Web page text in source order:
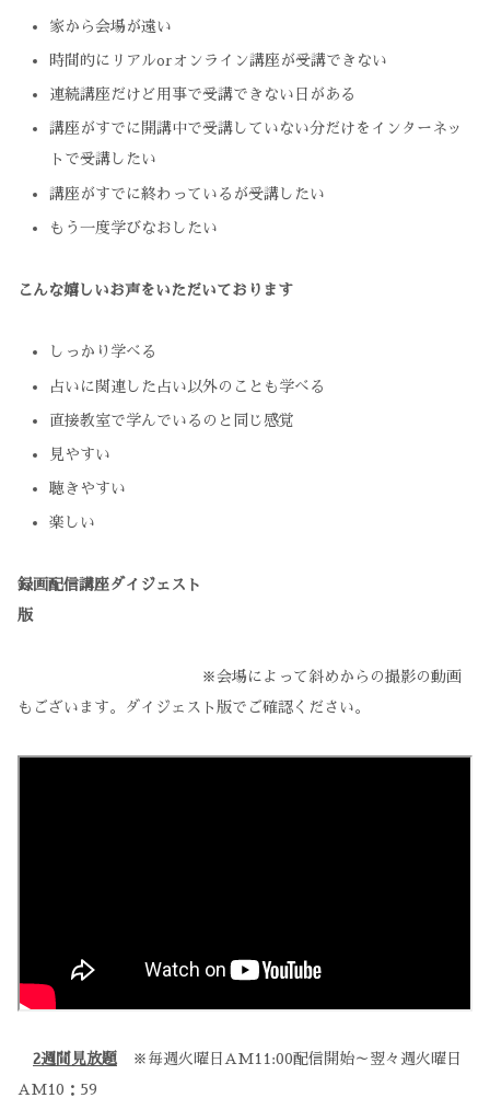
家から会場が遠い
時間的にリアルorオンライン講座が受講できない
連続講座だけど用事で受講できない日がある
講座がすでに開講中で受講していない分だけをインターネッ
トで受講したい
講座がすでに終わっているが受講したい
もう一度学びなおしたい
こんな嬉しいお声をいただいております
しっかり学べる
占いに関連した占い以外のことも学べる
直接教室で学んでいるのと同じ感覚
見やすい
聴きやすい
楽しい
録画配信講座ダイジェスト
版
※会場によって斜めからの撮影の動画
もございます。ダイジェスト版でご確認ください。
2週間見放題 ※ 毎週火曜日AM11:00配信開始～翌々週火曜日
AM10：59